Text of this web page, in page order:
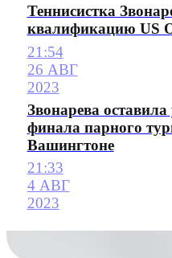
Теннисистка
квалификацию US
21:54
26 АВГ
2023
Звонарева
финала парного
Вашингтоне
21:33
4 АВГ
2023